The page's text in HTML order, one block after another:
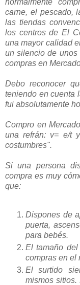
carne, el pescado,
las tiendas
los centros de El
una mayor calidad
un silencio de unos
compras en
Debo reconocer
teniendo en cuenta
fui absolutamente
Compro en
una refrán: v= e/t
costumbres".
Si una persona
compra es muy
que:
Dispones de
puerta,
para bebés.
El tamaño
compras en el
El surtido
mismos sitios.